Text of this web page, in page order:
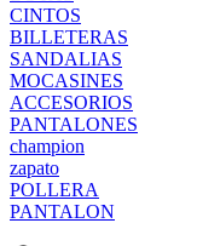
CINTOS
BILLETERAS
SANDALIAS
MOCASINES
ACCESORIOS
PANTALONES
champion
zapato
POLLERA
PANTALON